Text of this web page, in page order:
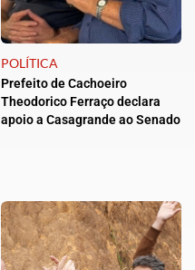
POLÍTICA
Prefeito de Cachoeiro
Theodorico Ferraço declara
apoio a Casagrande ao Senado